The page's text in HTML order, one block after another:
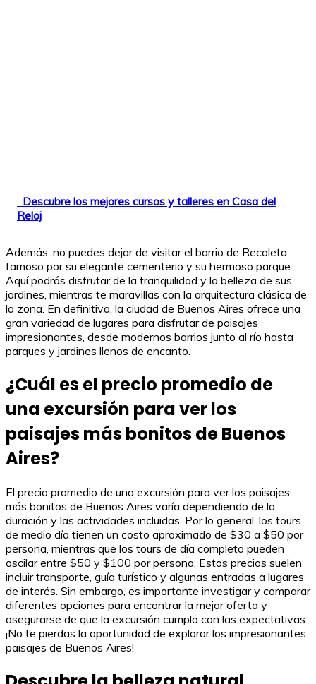
Descubre los mejores cursos y talleres en Casa del
Reloj
Además, no puedes dejar de visitar el barrio de Recoleta,
famoso por su elegante cementerio y su hermoso parque.
Aquí podrás disfrutar de la tranquilidad y la belleza de sus
jardines, mientras te maravillas con la arquitectura clásica de
la zona. En definitiva, la ciudad de Buenos Aires ofrece una
gran variedad de lugares para disfrutar de paisajes
impresionantes, desde modernos barrios junto al río hasta
parques y jardines llenos de encanto.
¿Cuál es el precio promedio de
una excursión para ver los
paisajes más bonitos de Buenos
Aires?
El precio promedio de una excursión para ver los paisajes
más bonitos de Buenos Aires varía dependiendo de la
duración y las actividades incluidas. Por lo general, los tours
de medio día tienen un costo aproximado de $30 a $50 por
persona, mientras que los tours de día completo pueden
oscilar entre $50 y $100 por persona. Estos precios suelen
incluir transporte, guía turístico y algunas entradas a lugares
de interés. Sin embargo, es importante investigar y comparar
diferentes opciones para encontrar la mejor oferta y
asegurarse de que la excursión cumpla con las expectativas.
¡No te pierdas la oportunidad de explorar los impresionantes
paisajes de Buenos Aires!